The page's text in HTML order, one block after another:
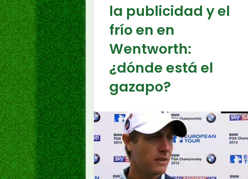
la publicidad y el
frío en en
Wentworth:
¿dónde está el
gazapo?